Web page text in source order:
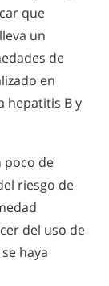
que
un
de
en
hepatitis B y
poco de
riesgo de
del uso de
haya